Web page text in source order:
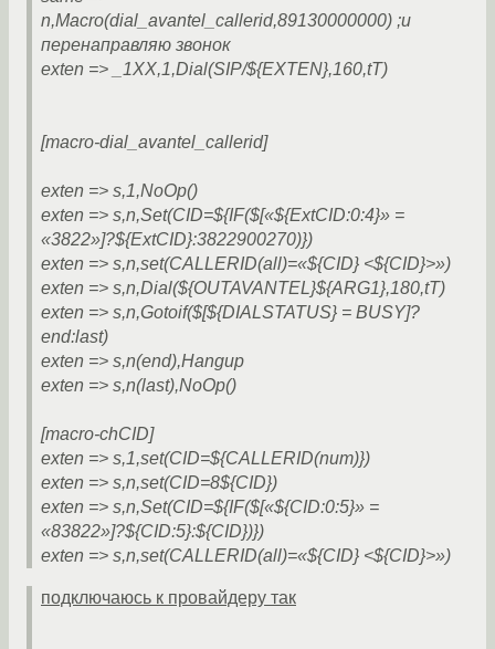
n,Macro(dial_avantel_callerid,89130000000) ;и
перенаправляю звонок
exten => _1XX,1,Dial(SIP/${EXTEN},160,tT)
[macro-dial_avantel_callerid]
exten => s,1,NoOp()
exten => s,n,Set(CID=${IF($[«${ExtCID:0:4}» =
«3822»]?${ExtCID}:3822900270)})
exten => s,n,set(CALLERID(all)=«${CID} <${CID}>»)
exten => s,n,Dial(${OUTAVANTEL}${ARG1},180,tT)
exten => s,n,Gotoif($[${DIALSTATUS} = BUSY]?
end:last)
exten => s,n(end),Hangup
exten => s,n(last),NoOp()
[macro-chCID]
exten => s,1,set(CID=${CALLERID(num)})
exten => s,n,set(CID=8${CID})
exten => s,n,Set(CID=${IF($[«${CID:0:5}» =
«83822»]?${CID:5}:${CID})})
exten => s,n,set(CALLERID(all)=«${CID} <${CID}>»)
подключаюсь к провайдеру так